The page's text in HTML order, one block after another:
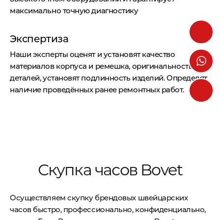
максимально точную диагностику
Экспертиза
Наши эксперты оценят и установят качество
материалов корпуса и ремешка, оригинальность
деталей, установят подлинность изделий. Определят
наличие проведённых ранее ремонтных работ.
Скупка часов Bovet
Осуществляем скупку брендовых швейцарских
часов быстро, профессионально, конфиденциально,